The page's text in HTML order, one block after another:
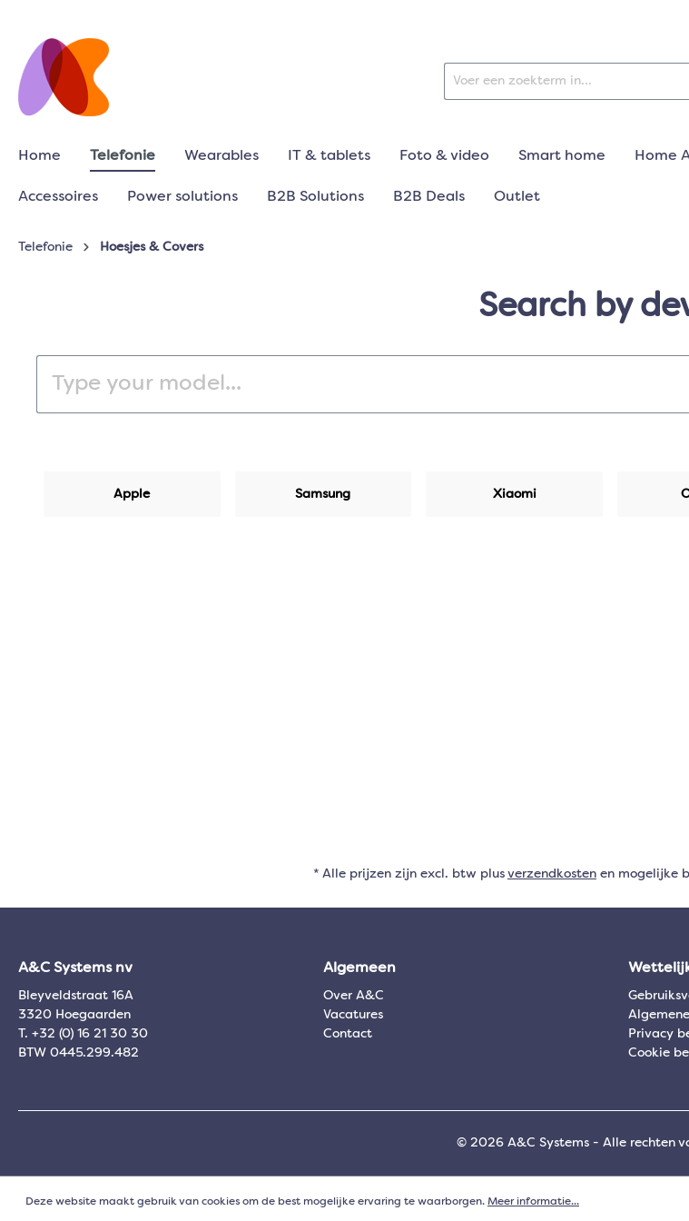
Home Telefonie Wearables IT & tablets Foto & video Smart home Home
Accessoires Power solutions B2B Solutions B2B Deals Outlet
Telefonie Hoesjes & Covers
Search by
Apple Samsung Xiaomi
* Alle prijzen zijn excl. btw plus verzendkosten en mogelijke
A&C Systems nv
Bleyveldstraat 16A
3320 Hoegaarden
T. +32 (0) 16 21 30 30
BTW 0445.299.482
Algemeen
Over A&C
Vacatures
Contact
Privacy
Cookie
© 2026 A&C Systems - Alle rechten
Deze website maakt gebruik van cookies om de best mogelijke ervaring te waarborgen. Meer informatie...